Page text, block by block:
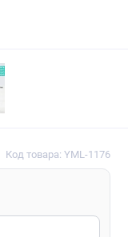
Код товара: YML-1176